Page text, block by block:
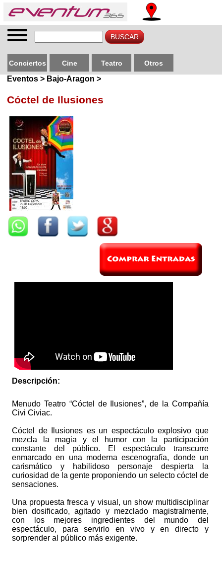
Conciertos Cine Teatro Otros
Eventos > Bajo-Aragon >
Cóctel de Ilusiones
Descripción:
Menudo Teatro “Cóctel de Ilusiones”, de la Compañía
Civi Civiac.
Cóctel de Ilusiones es un espectáculo explosivo que
mezcla la magia y el humor con la participación
constante del público. El espectáculo transcurre
enmarcado en una moderna escenografía, donde un
carismático y habilidoso personaje despierta la
curiosidad de la gente proponiendo un selecto cóctel de
sensaciones.
Una propuesta fresca y visual, un show multidisciplinar
bien dosificado, agitado y mezclado magistralmente,
con los mejores ingredientes del mundo del
espectáculo, para servirlo en vivo y en directo y
sorprender al público más exigente.